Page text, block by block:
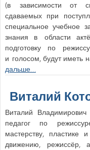
(в зависимости от
сдаваемых при
специальное учебное
знания в области
подготовку по
и голосом, будут иметь
дальше…
Виталий
Виталий
педагог по
мастерству, пластике
движению, режиссёр,